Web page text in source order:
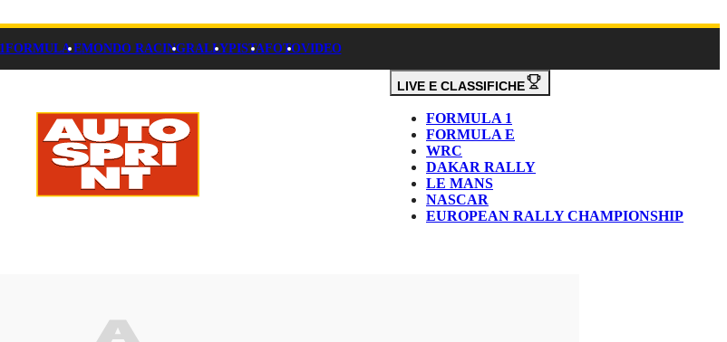
FORMULA EMONDO RACINGRALLYPISTAFOTOVIDEO
LIVE E CLASSIFICHE
FORMULA 1
FORMULA E
WRC
DAKAR RALLY
LE MANS
NASCAR
EUROPEAN RALLY CHAMPIONSHIP